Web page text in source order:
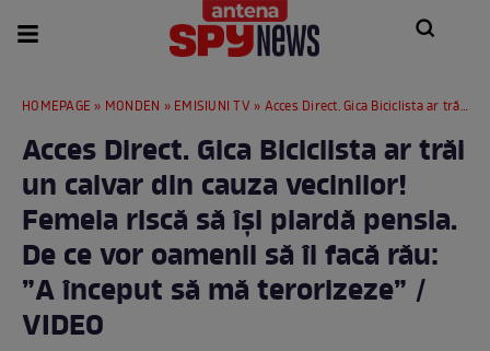
HOMEPAGE » MONDEN » EMISIUNI TV » Acces Direct. Gica Biciclista ar trăi un calvar din cauza vecinilor! Femeia riscă să își piardă pensia. De ce vor oamenii să îi facă rău: ”A început să mă terorizeze” / VIDEO
Acces Direct. Gica Biciclista ar trăi
un calvar din cauza vecinilor!
Femeia riscă să își piardă pensia.
De ce vor oamenii să îi facă rău:
”A început să mă terorizeze” /
VIDEO